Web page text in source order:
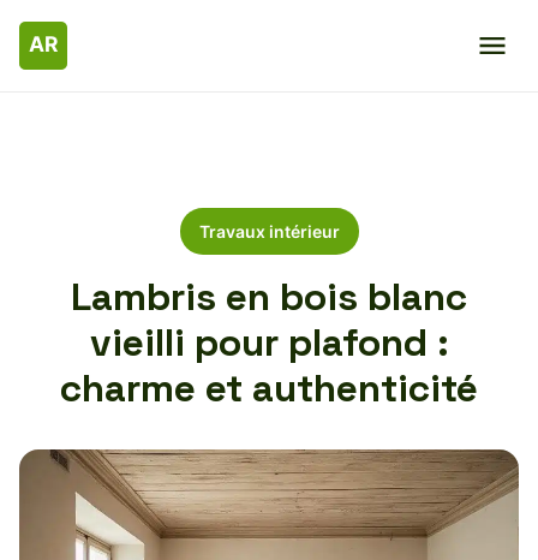
Travaux intérieur
Lambris en bois blanc
vieilli pour plafond :
charme et authenticité